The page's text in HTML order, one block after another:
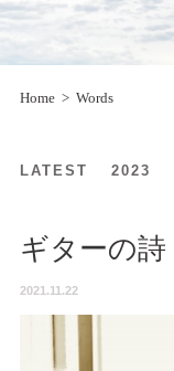
Home Words
LATEST 2023
ギターの詩
2021.11.22